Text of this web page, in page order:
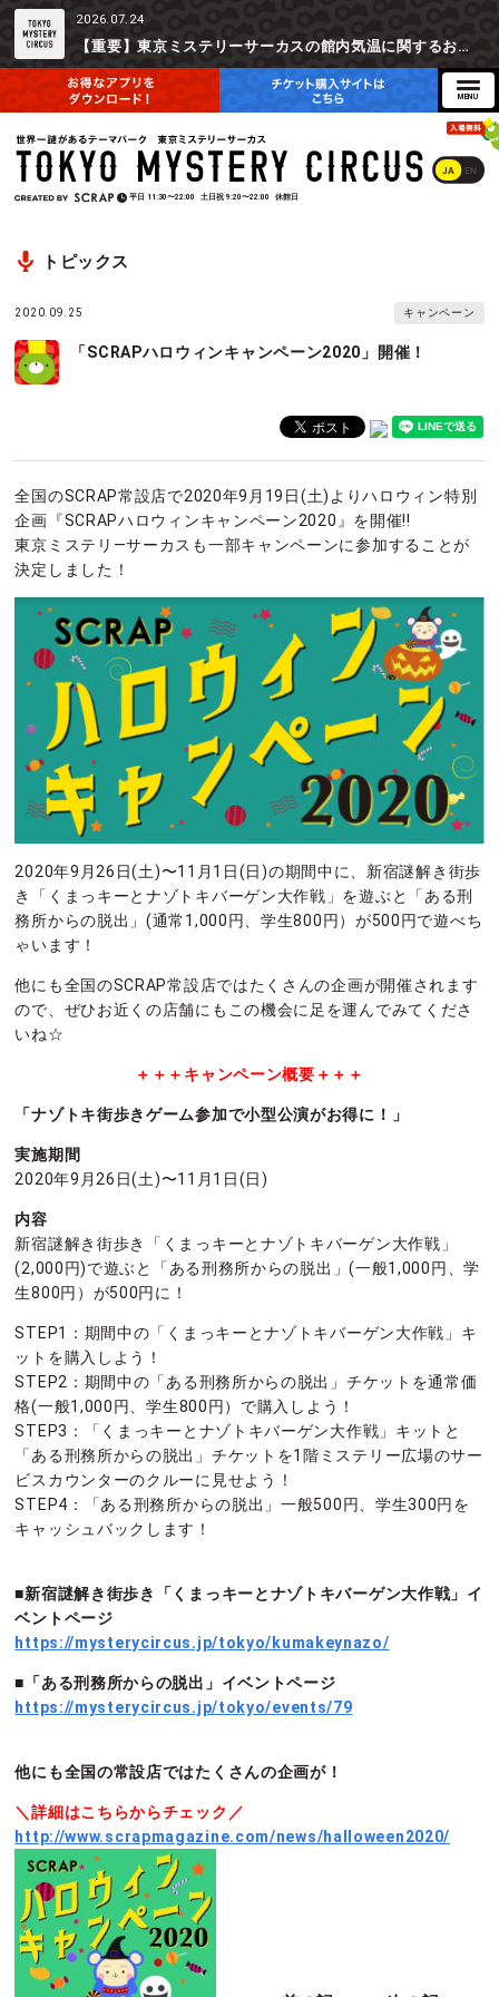
2026.07.24
【重要】東京ミステリーサーカスの館内気温に関するお詫びとご参加辞退時の返金対応について
JA EN
平日 11:30〜22:00 土日祝 9:20〜22:00 休館日
トピックス
2020.09.25 キャンペーン
「SCRAPハロウィンキャンペーン2020」開催！
全国のSCRAP常設店で2020年9月19日(土)よりハロウィン特別
企画『SCRAPハロウィンキャンペーン2020』を開催!!
東京ミステリ―サーカスも一部キャンペーンに参加することが
決定しました！
2020年9月26日(土)〜11月1日(日)の期間中に、新宿謎解き街歩
き「くまっキーとナゾトキバーゲン大作戦」を遊ぶと「ある刑
務所からの脱出」(通常1,000円、学生800円）が500円で遊べち
ゃいます！
他にも全国のSCRAP常設店ではたくさんの企画が開催されます
ので、ぜひお近くの店舗にもこの機会に足を運んでみてくださ
いね☆
＋＋＋キャンペーン概要＋＋＋
「ナゾトキ街歩きゲーム参加で小型公演がお得に！」
実施期間
2020年9月26日(土)〜11月1日(日)
内容
新宿謎解き街歩き「くまっキーとナゾトキバーゲン大作戦」
(2,000円)で遊ぶと「ある刑務所からの脱出」(一般1,000円、学
生800円）が500円に！
STEP1：期間中の「くまっキーとナゾトキバーゲン大作戦」キ
ットを購入しよう！
STEP2：期間中の「ある刑務所からの脱出」チケットを通常価
格(一般1,000円、学生800円）で購入しよう！
STEP3：「くまっキーとナゾトキバーゲン大作戦」キットと
「ある刑務所からの脱出」チケットを1階ミステリー広場のサー
ビスカウンターのクルーに見せよう！
STEP4：「ある刑務所からの脱出」一般500円、学生300円を
キャッシュバックします！
■新宿謎解き街歩き「 くまっキーとナゾトキバーゲン大作戦」イ
ベントページ
https://mysterycircus.jp/tokyo/kumakeynazo/
■「ある刑務所からの脱出」イベントページ
https://mysterycircus.jp/tokyo/events/79
他にも全国の常設店ではたくさんの企画が！
＼詳細はこちらからチェック／
http://www.scrapmagazine.com/news/halloween2020/